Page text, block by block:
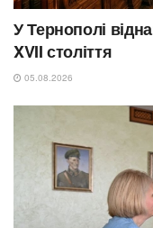
У Тернополі
XVII століття
05.08.2026